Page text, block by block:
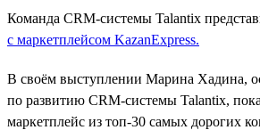
Команда CRM-системы Talantix
с маркетплейсом KazanExpress.
В своём выступлении Марина Хадина,
по развитию CRM-системы Talantix,
маркетплейс из топ-30 самых дорогих